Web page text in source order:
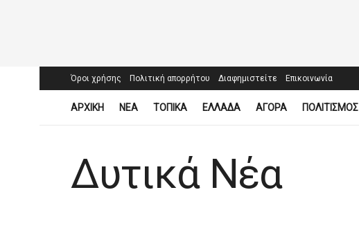
Όροι χρήσης Πολιτική απορρήτου Διαφημιστείτε Επικοινωνία
ΑΡΧΙΚΗ ΝΕΑ ΤΟΠΙΚΑ ΕΛΛΑΔΑ ΑΓΟΡΑ ΠΟΛΙΤΙΣΜΟΣ
Δυτικά Νέα